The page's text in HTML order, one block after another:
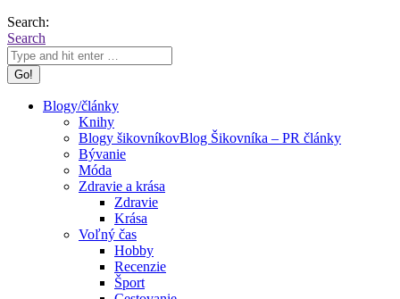
Search:
Search
Blogy/články
Knihy
Blogy šikovníkovBlog Šikovníka – PR články
Bývanie
Móda
Zdravie a krása
Zdravie
Krása
Voľný čas
Hobby
Recenzie
Šport